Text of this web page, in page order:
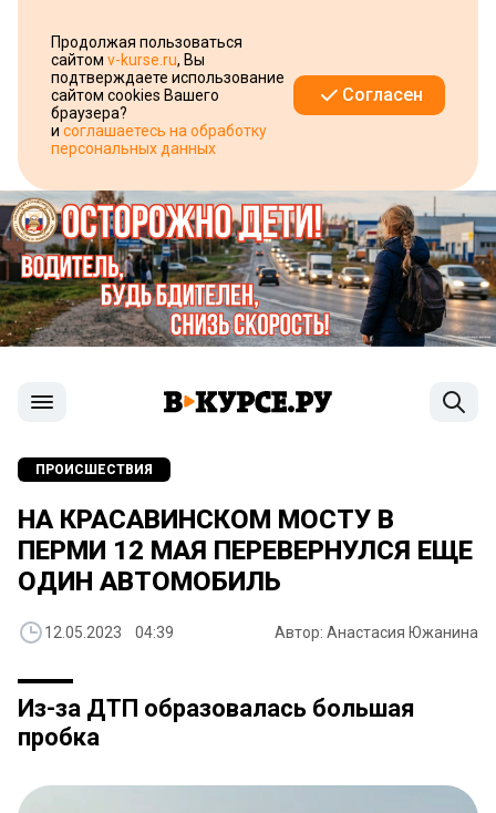
Продолжая пользоваться
сайтом v-kurse.ru, Вы
подтверждаете использование
сайтом cookies Вашего
браузера?
и соглашаетесь на обработку
персональных данных
Согласен
ПРОИСШЕСТВИЯ
НА КРАСАВИНСКОМ МОСТУ В
ПЕРМИ 12 МАЯ ПЕРЕВЕРНУЛСЯ ЕЩЕ
ОДИН АВТОМОБИЛЬ
12.05.2023 04:39 Автор: Анастасия Южанина
Из-за ДТП образовалась большая
пробка